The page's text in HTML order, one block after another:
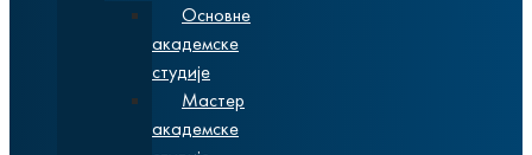
Основне
академске
студије
Мастер
академске